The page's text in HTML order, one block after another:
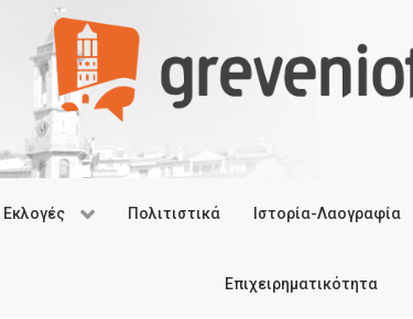
Εκλογές Πολιτιστικά Ιστορία-Λαογραφία
Επιχειρηματικότητα